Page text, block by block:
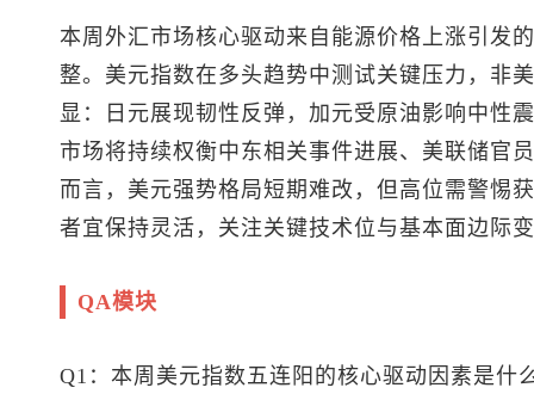
本周外汇市场核心驱动来自能源价格上涨引发
整。 美元指数在多头趋势中测试关键压力，非
显：日元展现韧性反弹，加元受原油影响中性
市场将持续权衡中东相关事件进展、美联储官
而言，美元强势格局短期难改，但高位需警惕
者宜保持灵活，关注关键技术位与基本面边际
QA模块
Q1：本周 美元指数五连阳的核心驱动因素是什